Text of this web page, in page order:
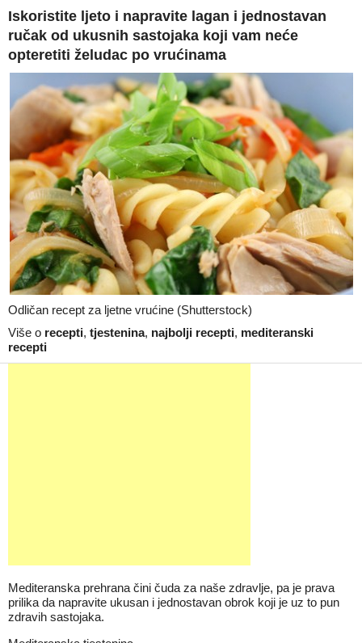
Iskoristite ljeto i napravite lagan i jednostavan
ručak od ukusnih sastojaka koji vam neće
opteretiti želudac po vrućinama
Odličan recept za ljetne vrućine (Shutterstock)
Više o recepti, tjestenina, najbolji recepti, mediteranski
recepti
Mediteranska prehrana čini čuda za naše zdravlje, pa je prava
prilika da napravite ukusan i jednostavan obrok koji je uz to pun
zdravih sastojaka.